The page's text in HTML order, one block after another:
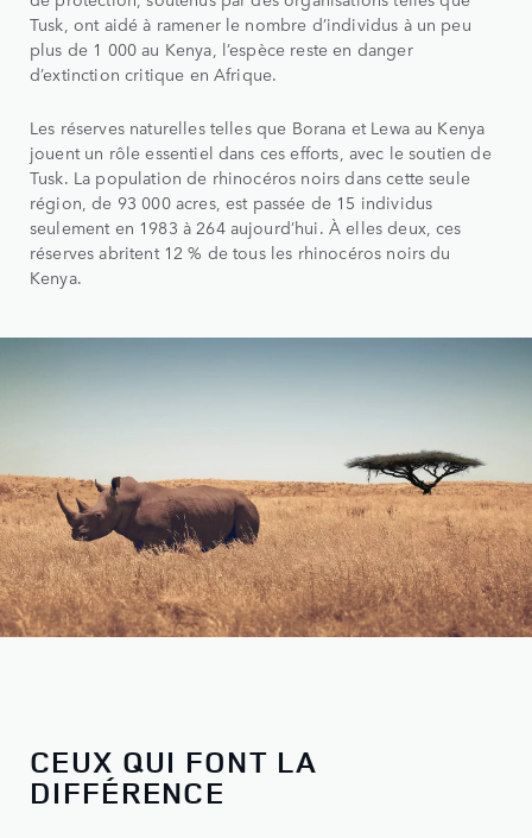
Tusk, ont aidé à ramener le nombre d’individus à un peu
plus de 1 000 au Kenya, l’espèce reste en danger
d’extinction critique en Afrique.
Les réserves naturelles telles que Borana et Lewa au Kenya
jouent un rôle essentiel dans ces efforts, avec le soutien de
Tusk. La population de rhinocéros noirs dans cette seule
région, de 93 000 acres, est passée de 15 individus
seulement en 1983 à 264 aujourd’hui. À elles deux, ces
réserves abritent 12 % de tous les rhinocéros noirs du
Kenya.
CEUX QUI FONT LA
DIFFÉRENCE